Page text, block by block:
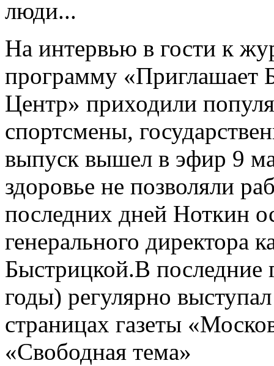
люди...
На интервью в гости к
программу «Приглашает
Центр» приходили
спортсмены,
выпуск вышел в эфир 9
здоровье не позволяли
последних дней Ноткин
генерального
Быстрицкой.В
годы) регулярно
страницах газеты
«Свободная тема»